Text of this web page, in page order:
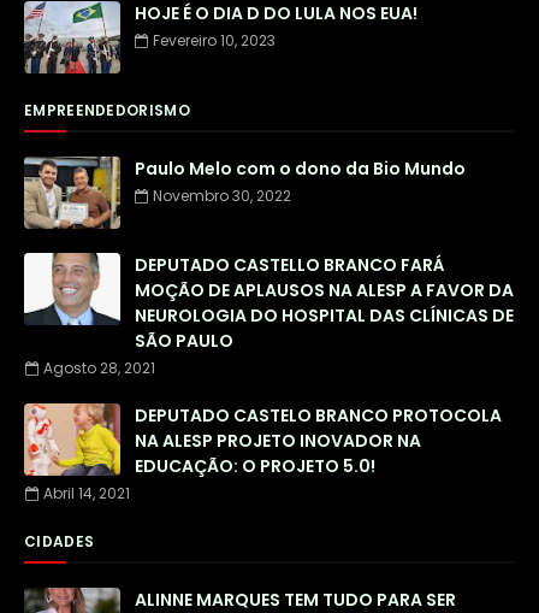
HOJE É O DIA D DO LULA NOS EUA!
Fevereiro 10, 2023
EMPREENDEDORISMO
Paulo Melo com o dono da Bio Mundo
Novembro 30, 2022
DEPUTADO CASTELLO BRANCO FARÁ
MOÇÃO DE APLAUSOS NA ALESP A FAVOR DA
NEUROLOGIA DO HOSPITAL DAS CLÍNICAS DE
SÃO PAULO
Agosto 28, 2021
DEPUTADO CASTELO BRANCO PROTOCOLA
NA ALESP PROJETO INOVADOR NA
EDUCAÇÃO: O PROJETO 5.0!
Abril 14, 2021
CIDADES
ALINNE MARQUES TEM TUDO PARA SER